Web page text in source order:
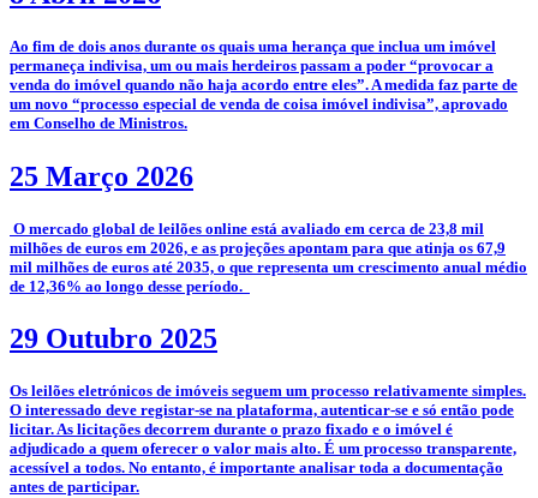
­Ao fim de dois anos durante os quais uma herança que inclua um imóvel
permaneça indivisa, um ou mais herdeiros passam a poder “provocar a
venda do imóvel quando não haja acordo entre eles”. A medida faz parte de
um novo “processo especial de venda de coisa imóvel indivisa”, aprovado
em Conselho de Ministros.
25 Março 2026
­­ O mercado global de leilões online está avaliado em cerca de 23,8 mil
milhões de euros em 2026, e as projeções apontam para que atinja os 67,9
mil milhões de euros até 2035, o que representa um crescimento anual médio
de 12,36% ao longo desse período.
29 Outubro 2025
­­Os leilões eletrónicos de imóveis seguem um processo relativamente simples.
O interessado deve registar-se na plataforma, autenticar-se e só então pode
licitar. As licitações decorrem durante o prazo fixado e o imóvel é
adjudicado a quem oferecer o valor mais alto. É um processo transparente,
acessível a todos. No entanto, é importante analisar toda a documentação
antes de participar.